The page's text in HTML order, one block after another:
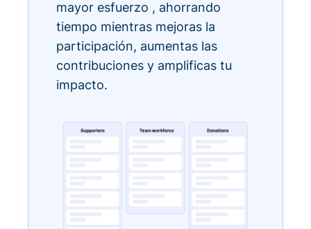
mayor esfuerzo , ahorrando
tiempo mientras mejoras la
participación, aumentas las
contribuciones y amplificas tu
impacto.